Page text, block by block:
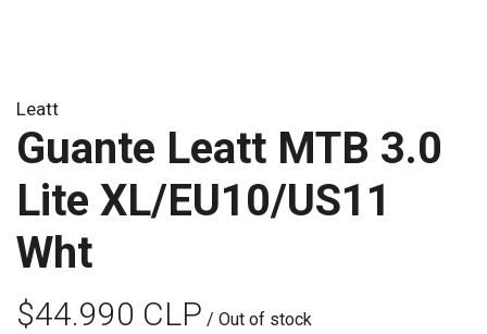
Leatt
Guante Leatt MTB 3.0
Lite XL/EU10/US11
Wht
$44.990 CLP / Out of stock